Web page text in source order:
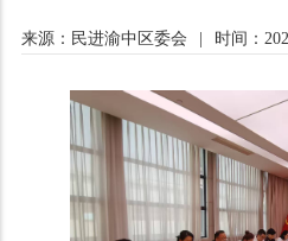
来源：民进渝中区委会 时间：